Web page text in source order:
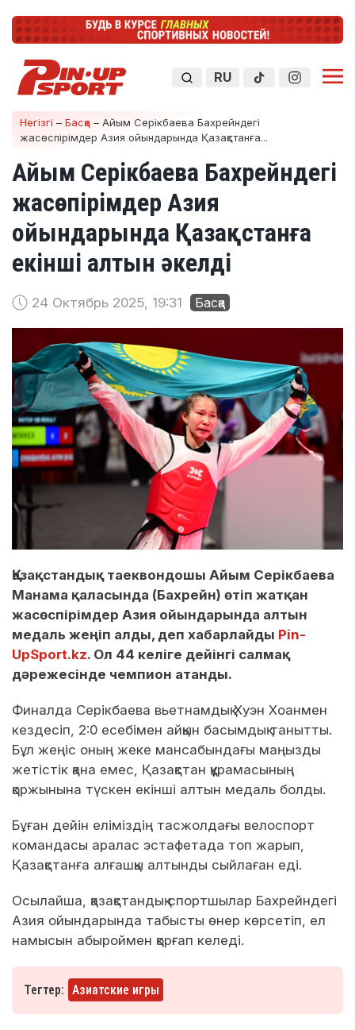
RU
Негізгі – Басқа – Айым Серікбаева Бахрейндегі
жасөспірімдер Азия ойындарында Қазақстанға...
Айым Серікбаева Бахрейндегі
жасөспірімдер Азия
ойындарында Қазақстанға
екінші алтын әкелді
24 Октябрь 2025, 19:31 Басқа
Қазақстандық таеквондошы Айым Серікбаева
Манама қаласында (Бахрейн) өтіп жатқан
жасөспірімдер Азия ойындарында алтын
медаль жеңіп алды, деп хабарлайды Pin-
UpSport.kz. Ол 44 келіге дейінгі салмақ
дәрежесінде чемпион атанды.
Финалда Серікбаева вьетнамдық Хуэн Хоанмен
кездесіп, 2:0 есебімен айқын басымдық танытты.
Бұл жеңіс оның жеке мансабындағы маңызды
жетістік қана емес, Қазақстан құрамасының
қоржынына түскен екінші алтын медаль болды.
Бұған дейін еліміздің тасжолдағы велоспорт
командасы аралас эстафетада топ жарып,
Қазақстанға алғашқы алтынды сыйлаған еді.
Осылайша, қазақстандық спортшылар Бахрейндегі
Азия ойындарында табысты өнер көрсетіп, ел
намысын абыроймен қорғап келеді.
Тегтер: Азиатские игры